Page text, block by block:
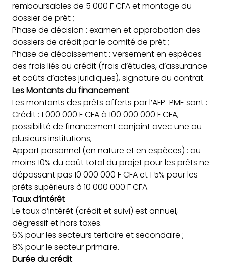
remboursables de 5 000 F CFA et montage du
dossier de prêt ;
Phase de décision : examen et approbation des
dossiers de crédit par le comité de prêt ;
Phase de décaissement : versement en espèces
des frais liés au crédit (frais d’études, d’assurance
et coûts d’actes juridiques), signature du contrat.
Les Montants du financement
Les montants des prêts offerts par l’AFP-PME sont :
Crédit : 1 000 000 F CFA à 100 000 000 F CFA,
possibilité de financement conjoint avec une ou
plusieurs institutions,
Apport personnel (en nature et en espèces) : au
moins 10% du coût total du projet pour les prêts ne
dépassant pas 10 000 000 F CFA et 1 5% pour les
prêts supérieurs à 10 000 000 F CFA.
Taux d’intérêt
Le taux d’intérêt (crédit et suivi) est annuel,
dégressif et hors taxes.
6% pour les secteurs tertiaire et secondaire ;
8% pour le secteur primaire.
Durée du crédit